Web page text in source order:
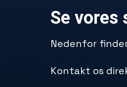
Se vores
Nedenfor
Kontakt os